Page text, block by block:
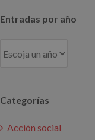
Entradas por año
Categorías
Acción social